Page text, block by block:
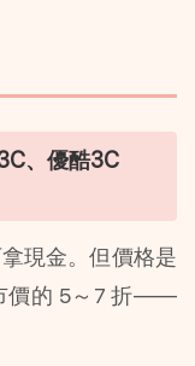
、優酷3C
現金。但價格是
價的 5～7 折——